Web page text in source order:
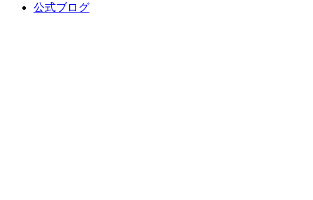
公式ブログ